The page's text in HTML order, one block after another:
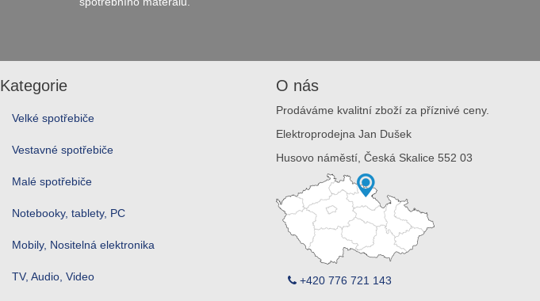
Kategorie
Velké spotřebiče
Vestavné spotřebiče
Malé spotřebiče
Notebooky, tablety, PC
Mobily, Nositelná elektronika
TV, Audio, Video
O nás
Prodáváme kvalitní zboží za příznivé ceny.
Elektroprodejna Jan Dušek
Husovo náměstí, Česká Skalice 552 03
+420 776 721 143